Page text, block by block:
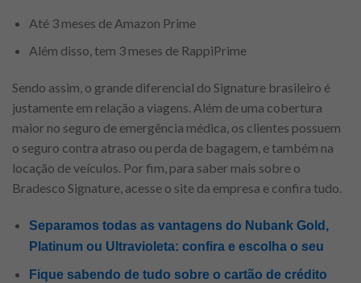
Até 3 meses de Amazon Prime
Além disso, tem 3 meses de RappiPrime
Sendo assim, o grande diferencial do Signature brasileiro é
justamente em relação a viagens. Além de uma cobertura
maior no seguro de emergência médica, os clientes possuem
o seguro contra atraso ou perda de bagagem, e também na
locação de veículos. Por fim, para saber mais sobre o
Bradesco Signature, acesse o site da empresa e confira tudo.
Separamos todas as vantagens do Nubank Gold,
Platinum ou Ultravioleta: confira e escolha o seu
Fique sabendo de tudo sobre o cartão de crédito